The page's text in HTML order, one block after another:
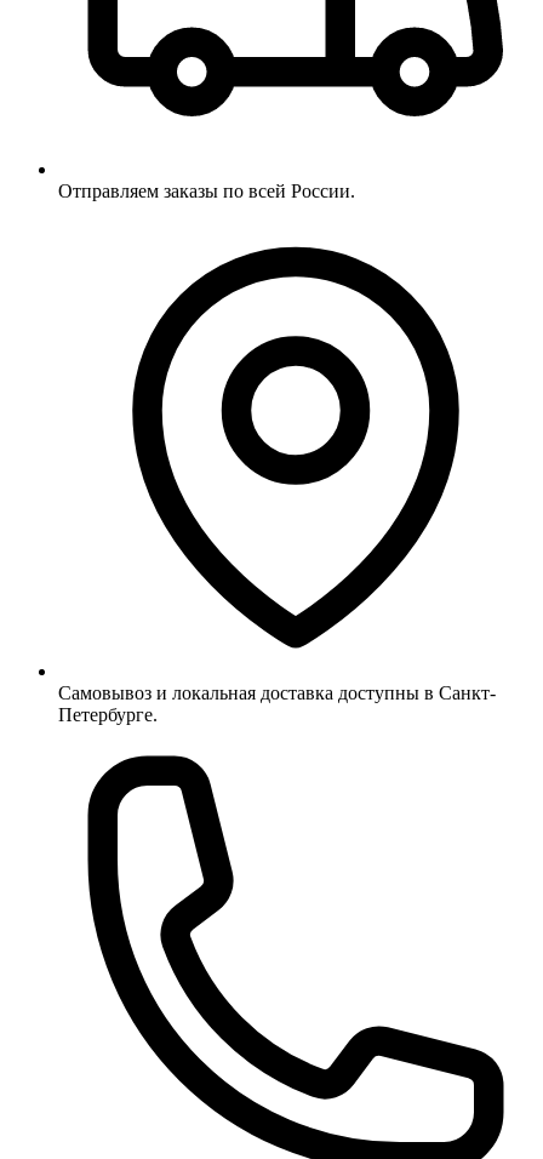
Отправляем заказы по всей России.
Самовывоз и локальная доставка доступны в Санкт-
Петербурге.